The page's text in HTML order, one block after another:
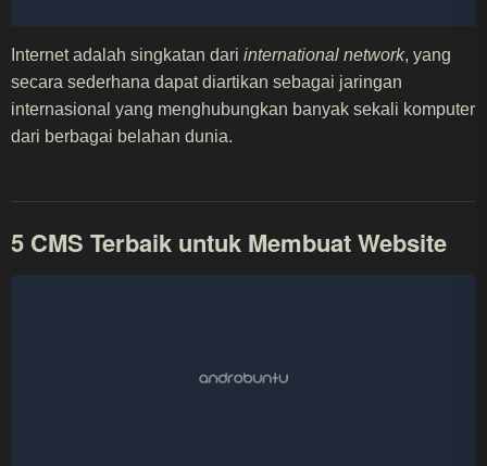
Internet adalah singkatan dari international network, yang
secara sederhana dapat diartikan sebagai jaringan
internasional yang menghubungkan banyak sekali komputer
dari berbagai belahan dunia.
5 CMS Terbaik untuk Membuat Website